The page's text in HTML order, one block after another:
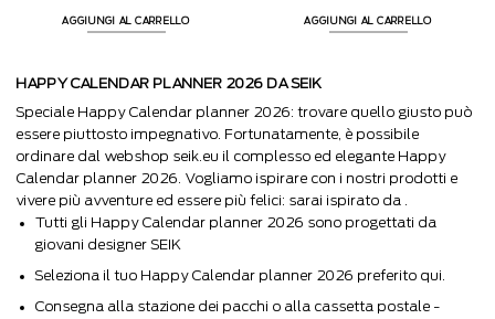
AGGIUNGI AL CARRELLO AGGIUNGI AL CARRELLO
HAPPY CALENDAR PLANNER 2026 DA SEIK
Speciale Happy Calendar planner 2026: trovare quello giusto può
essere piuttosto impegnativo. Fortunatamente, è possibile
ordinare dal webshop seik.eu il complesso ed elegante Happy
Calendar planner 2026. Vogliamo ispirare con i nostri prodotti e
vivere più avventure ed essere più felici: sarai ispirato da .
Tutti gli Happy Calendar planner 2026 sono progettati da
giovani designer SEIK
Seleziona il tuo Happy Calendar planner 2026 preferito qui.
Consegna alla stazione dei pacchi o alla cassetta postale -